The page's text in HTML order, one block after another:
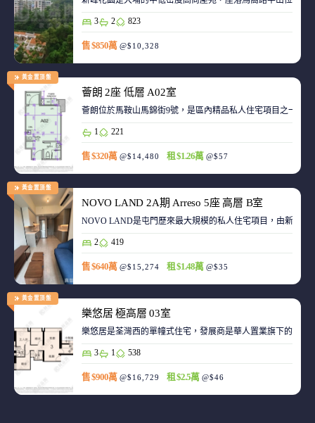
3 2 823
售 $850萬 @$10,328
黃金置頂盤
薈朗 2座 低層 A02室
薈朗位於馬鞍山馬錦街9號，是區內精品私人住宅項目之一，
1 221
售 $320萬 @$14,480 租 $1.26萬 @$57
黃金置頂盤
NOVO LAND 2A期 Arreso 5座 高層 B室
NOVO LAND是屯門歷來最大規模的私人住宅項目，由新鴻
2 419
售 $640萬 @$15,274 租 $1.48萬 @$35
黃金置頂盤
樂悠居 極高層 03室
樂悠居是荃灣西的單幢式住宅，發展商是華人置業旗下的廣
3 1 538
售 $900萬 @$16,729 租 $2.5萬 @$46